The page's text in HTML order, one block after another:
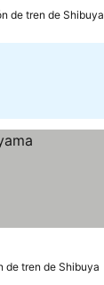
de tren de Shibuya
de tren de Shibuya